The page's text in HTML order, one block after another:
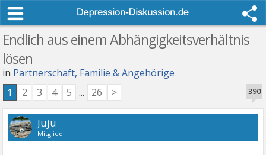
Endlich aus einem Abhängigkeitsverhältnis
lösen
in Partnerschaft, Familie & Angehörige
390
1 2 3 4 5 ... 26 >
Juju
Mitglied